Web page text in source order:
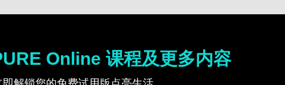
Online 课程及更多内容